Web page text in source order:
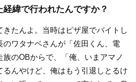
緯で行われたんですか？
きたんよ。当時はピザ屋でバイトし
のワタナベさんが「佐田くん、電
のOBからで、「俺、いまアマノ
るんやけど、俺はもう引退しとるけ